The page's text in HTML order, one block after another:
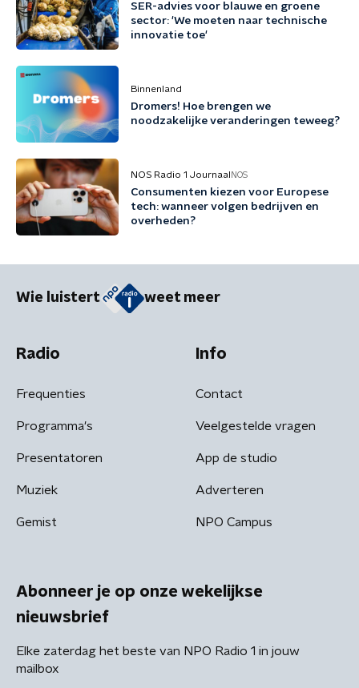
SER-advies voor blauwe en groene
sector: 'We moeten naar technische
innovatie toe'
Binnenland
Dromers! Hoe brengen we
noodzakelijke veranderingen teweeg?
NOS Radio 1 Journaal NOS
Consumenten kiezen voor Europese
tech: wanneer volgen bedrijven en
overheden?
Wie luistert weet meer
Radio
Frequenties
Programma's
Presentatoren
Muziek
Gemist
Info
Contact
Veelgestelde vragen
App de studio
Adverteren
NPO Campus
Abonneer je op onze wekelijkse
nieuwsbrief
Elke zaterdag het beste van NPO Radio 1 in jouw
mailbox